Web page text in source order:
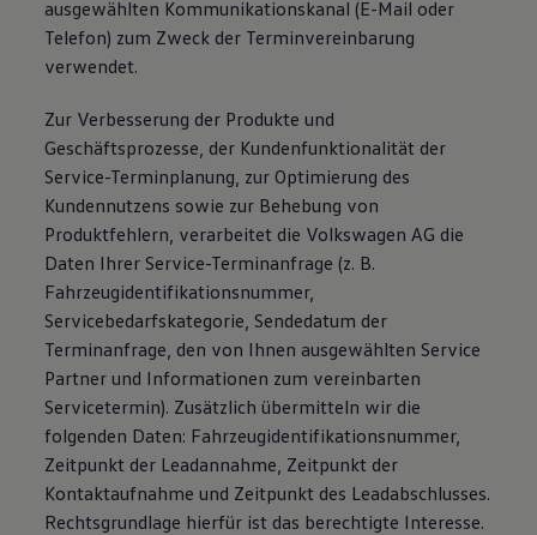
ausgewählten Kommunikationskanal (E-Mail oder
Telefon) zum Zweck der Terminvereinbarung
verwendet.
Zur Verbesserung der Produkte und
Geschäftsprozesse, der Kundenfunktionalität der
Service-Terminplanung, zur Optimierung des
Kundennutzens sowie zur Behebung von
Produktfehlern, verarbeitet die Volkswagen AG die
Daten Ihrer Service-Terminanfrage (z. B.
Fahrzeugidentifikationsnummer,
Servicebedarfskategorie, Sendedatum der
Terminanfrage, den von Ihnen ausgewählten Service
Partner und Informationen zum vereinbarten
Servicetermin). Zusätzlich übermitteln wir die
folgenden Daten: Fahrzeugidentifikationsnummer,
Zeitpunkt der Leadannahme, Zeitpunkt der
Kontaktaufnahme und Zeitpunkt des Leadabschlusses.
Rechtsgrundlage hierfür ist das berechtigte Interesse.